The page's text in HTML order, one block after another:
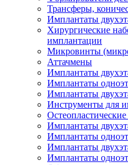
Трансферы,
Имплантаты
Хирургические
имплантации
Микровинты
Аттачмены
Имплантаты
Имплантаты
Имплантаты
Инструменты для
Имплантаты
Имплантаты
Имплантаты
Имплантаты